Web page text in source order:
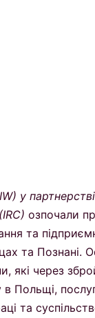
у
озпочали
та
та
які через
Польщі,
та